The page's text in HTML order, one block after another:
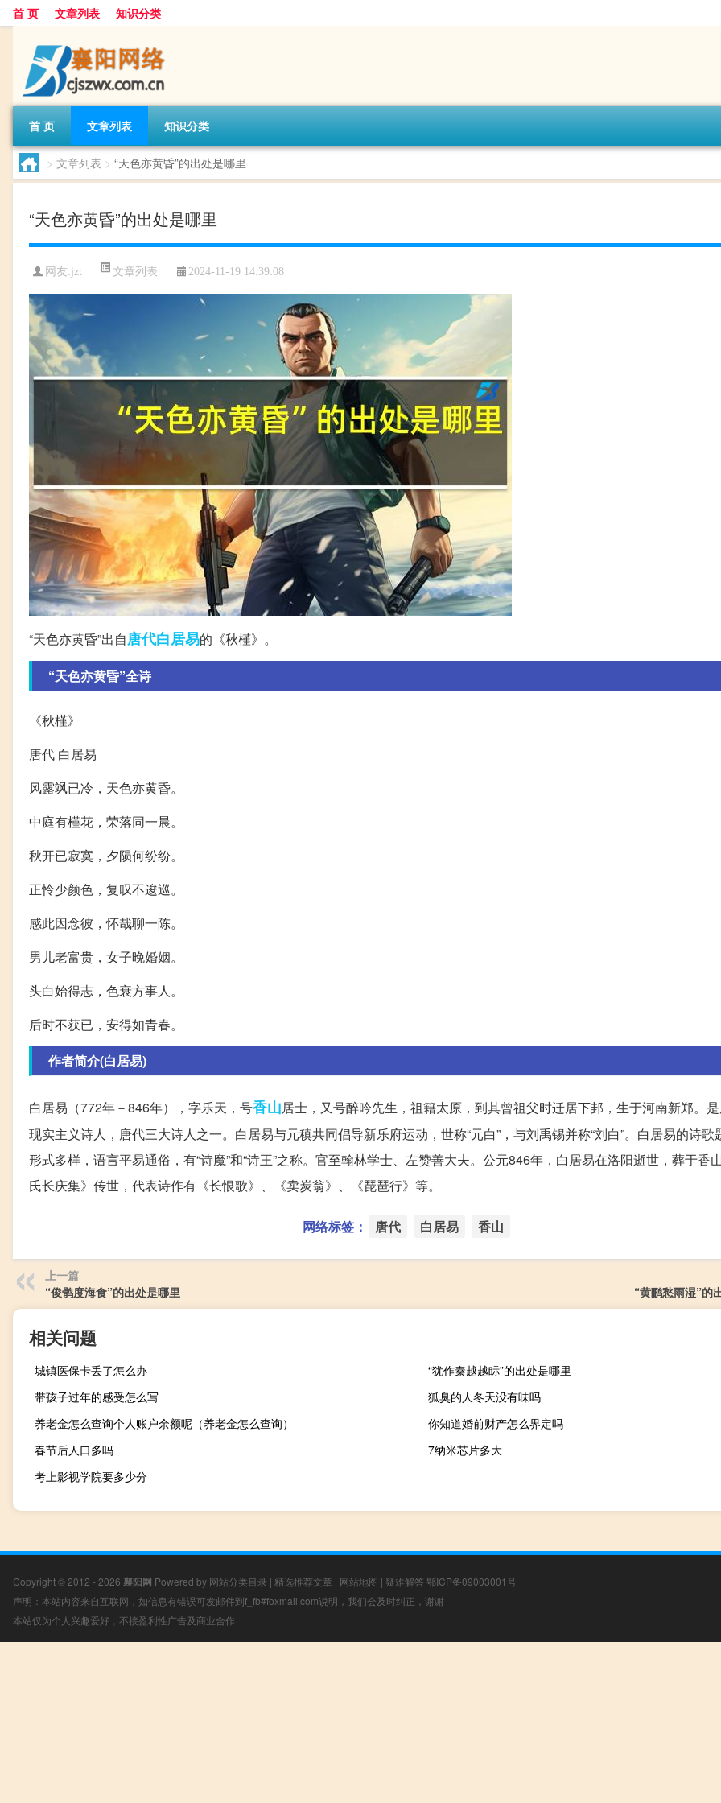
首 页 文章列表 知识分类
首 页 文章列表 知识分类
> 文章列表 > “天色亦黄昏”的出处是哪里
“天色亦黄昏”的出处是哪里
网友:jzt 文章列表 2024-11-19 14:39:08
“天色亦黄昏”出自唐代白居易的《秋槿》。
“天色亦黄昏”全诗
《秋槿》
唐代 白居易
风露飒已冷，天色亦黄昏。
中庭有槿花，荣落同一晨。
秋开已寂寞，夕陨何纷纷。
正怜少颜色，复叹不逡巡。
感此因念彼，怀哉聊一陈。
男儿老富贵，女子晚婚姻。
头白始得志，色衰方事人。
后时不获已，安得如青春。
作者简介(白居易)
白居易（772年－846年），字乐天，号香山居士，又号醉吟先生，祖籍太原，到其曾祖父时迁居下邽，生于河南新郑。
现实主义诗人，唐代三大诗人之一。白居易与元稹共同倡导新乐府运动，世称“元白”，与刘禹锡并称“刘白”。白居易的诗歌
形式多样，语言平易通俗，有“诗魔”和“诗王”之称。官至翰林学士、左赞善大夫。公元846年，白居易在洛阳逝世，葬于香
氏长庆集》传世，代表诗作有《长恨歌》、《卖炭翁》、《琵琶行》等。
网络标签： 唐代 白居易 香山
上一篇
“俊鹘度海食”的出处是哪里
“黄鹂愁雨湿”的
相关问题
城镇医保卡丢了怎么办
“犹作秦越越眎”的出处是哪里
带孩子过年的感受怎么写
狐臭的人冬天没有味吗
养老金怎么查询个人账户余额呢（养老金怎么查询）
你知道婚前财产怎么界定吗
春节后人口多吗
7纳米芯片多大
考上影视学院要多少分
Copyright © 2012 - 2026 襄阳网 Powered by 网站分类目录 | 精选推荐文章 | 网站地图 | 疑难解答 鄂ICP备09003001号
声明：本站内容来自互联网，如信息有错误可发邮件到f_fb#foxmail.com说明，我们会及时纠正，谢谢
本站仅为个人兴趣爱好，不接盈利性广告及商业合作